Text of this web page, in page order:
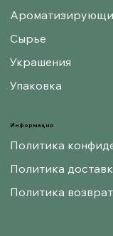
Информация
Политика
Политика
Политика
Сырье
Украшения
Упаковка